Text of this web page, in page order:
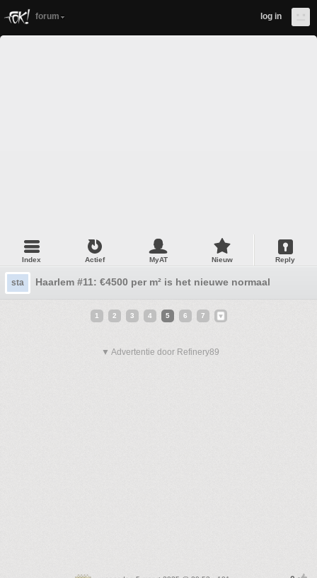
forum log in
Index Actief MyAT Nieuw Reply
sta Haarlem #11: €4500 per m² is het nieuwe normaal
1 2 3 4 5 6 7
▼ Advertentie door Refinery89